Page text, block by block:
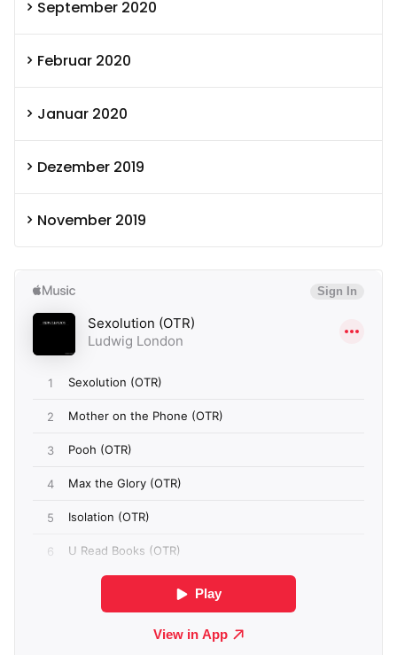
September 2020
Februar 2020
Januar 2020
Dezember 2019
November 2019